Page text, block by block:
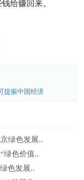
给赚回来。
提振中国经济
绿色发展..
绿色价值..
色发展..